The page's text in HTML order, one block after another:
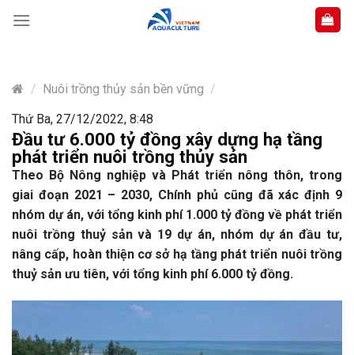
content
/ Nuôi trồng thủy sản bền vững /
Thứ Ba, 27/12/2022, 8:48
Đầu tư 6.000 tỷ đồng xây dựng hạ tầng
phát triển nuôi trồng thủy sản
Theo Bộ Nông nghiệp và Phát triển nông thôn, trong
giai đoạn 2021 – 2030, Chính phủ cũng đã xác định 9
nhóm dự án, với tổng kinh phí 1.000 tỷ đồng về phát triển
nuôi trồng thuỷ sản và 19 dự án, nhóm dự án đầu tư,
nâng cấp, hoàn thiện cơ sở hạ tầng phát triển nuôi trồng
thuỷ sản ưu tiên, với tổng kinh phí 6.000 tỷ đồng.